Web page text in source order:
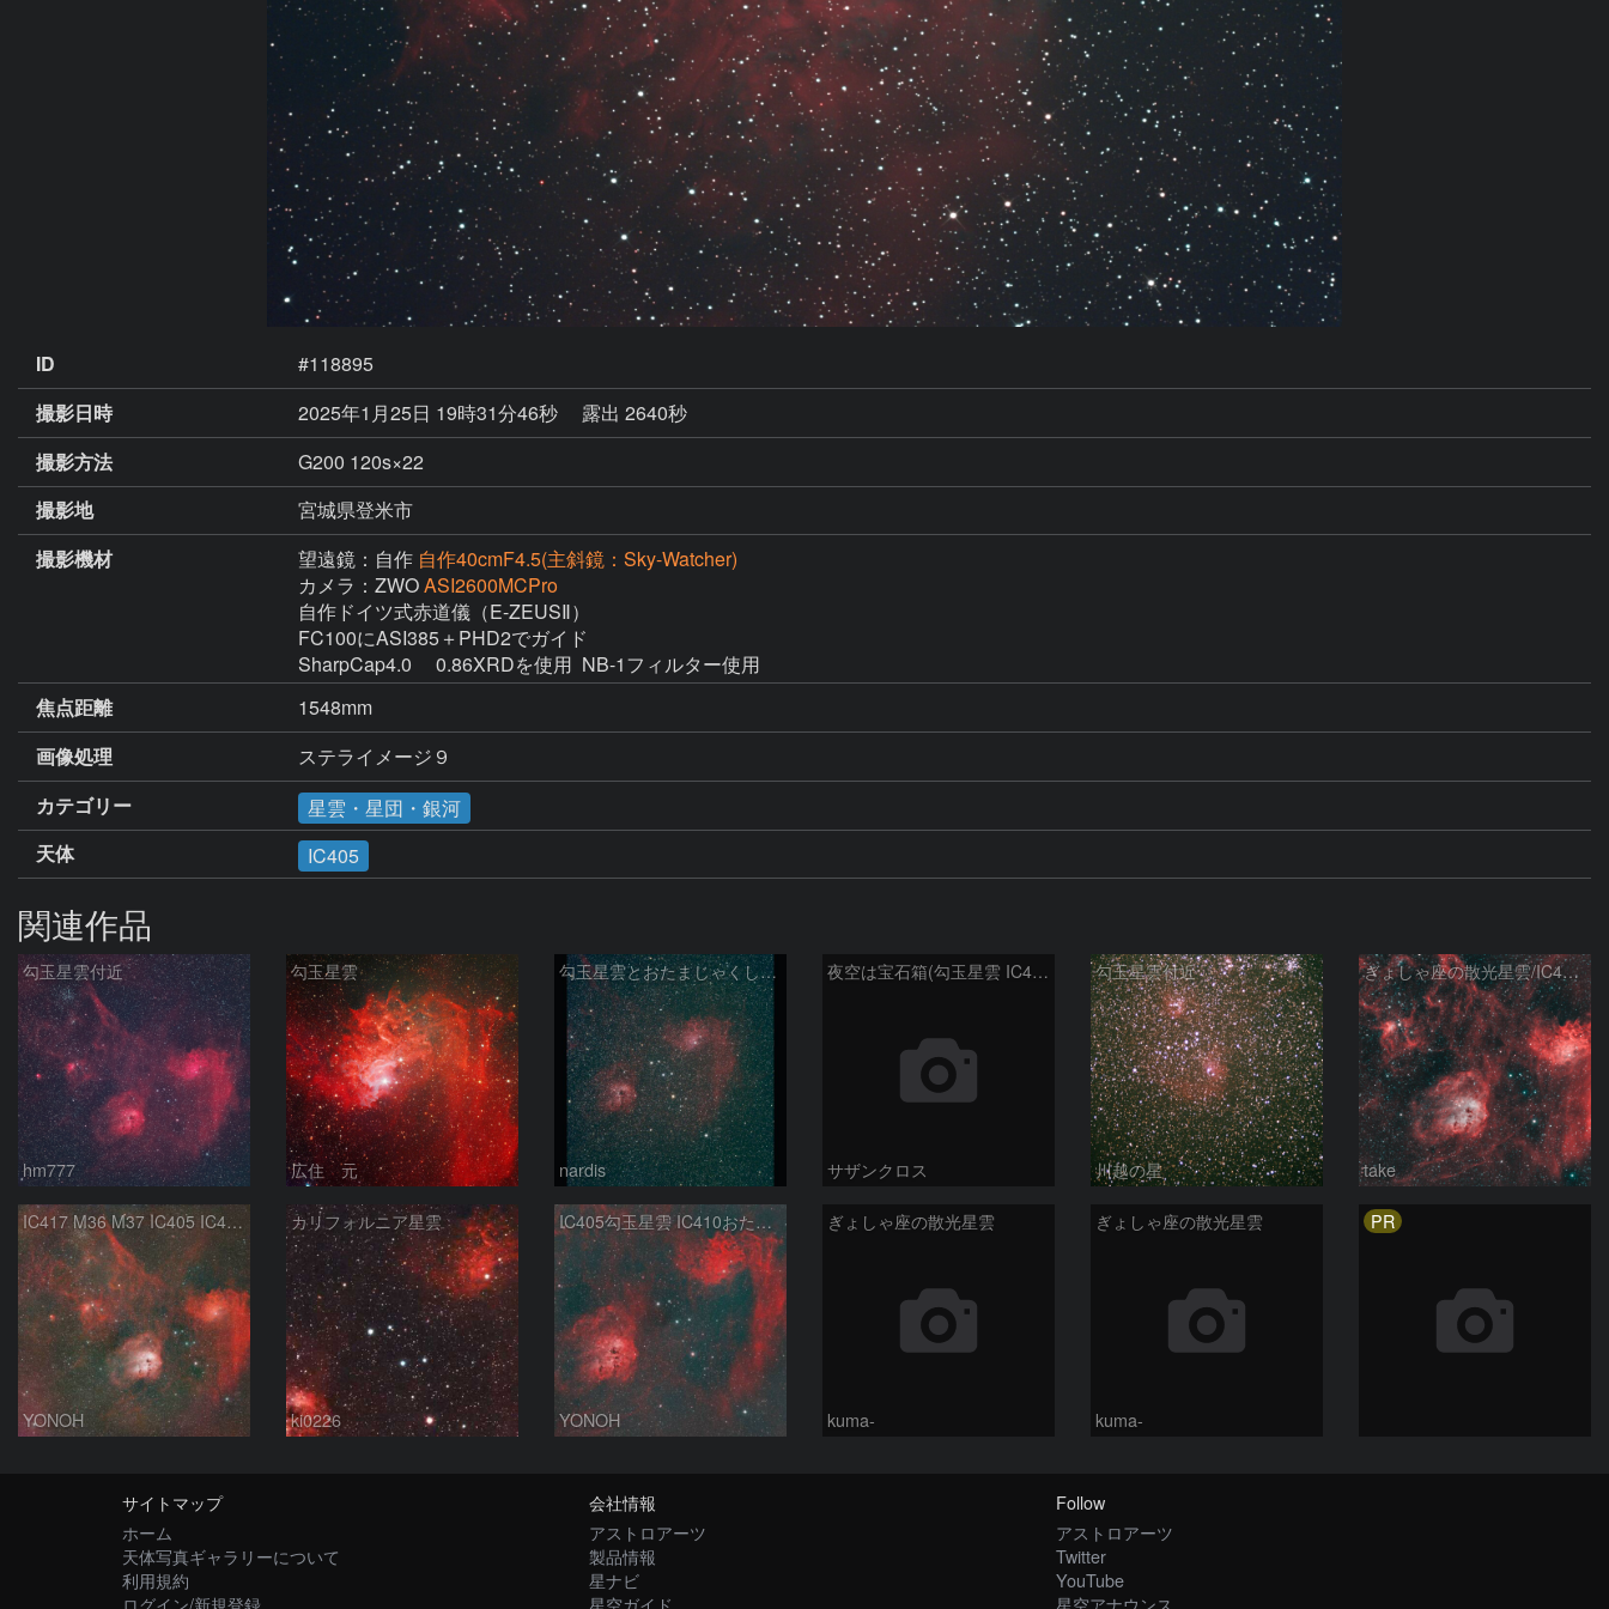
ID
#118895
撮影日時
2025年1月25日 19時31分46秒
露出 2640秒
撮影方法
G200 120s×22
撮影地
宮城県登米市
撮影機材
望遠鏡：自作 自作40cmF4.5(主斜鏡：Sky-Watcher)
カメラ：ZWOASI2600MCPro
自作ドイツ式赤道儀（E-ZEUSⅡ）
FC100にASI385＋PHD2でガイド
SharpCap4.0 　0.86XRDを使用  NB-1フィルター使用
焦点距離
1548mm
画像処理
ステライメージ９
カテゴリー
星雲・星団・銀河
天体
IC405
関連作品
勾玉星雲付近
hm777
勾玉星雲
広住 元
勾玉星雲とおたまじゃくし星雲 2026/02/14
nardis
夜空は宝石箱(勾玉星雲 IC405) Seestar50
サザンクロス
勾玉星雲付近
川越の星
ぎょしゃ座の散光星雲/IC405/IC410/IC417
take
IC417 M36 M37 IC405 IC410 ぎょしゃ座付近
YONOH
カリフォルニア星雲
ki0226
IC405勾玉星雲 IC410おたまじゃくし星雲
YONOH
ぎょしゃ座の散光星雲
kuma-
ぎょしゃ座の散光星雲
kuma-
PR
サイトマップ
ホーム
天体写真ギャラリーについて
利用規約
会社情報
アストロアーツ
製品情報
星ナビ
Follow
アストロアーツ
Twitter
YouTube